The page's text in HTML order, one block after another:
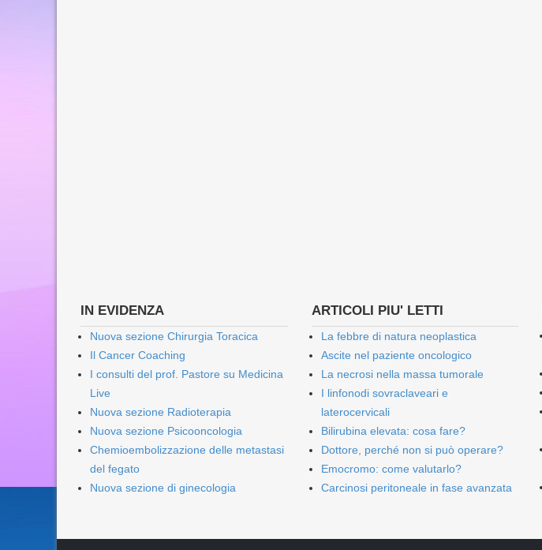
IN EVIDENZA
Nuova sezione Chirurgia Toracica
Il Cancer Coaching
I consulti del prof. Pastore su Medicina
Live
Nuova sezione Radioterapia
Nuova sezione Psicooncologia
Chemioembolizzazione delle metastasi
del fegato
Nuova sezione di ginecologia
ARTICOLI PIU' LETTI
La febbre di natura neoplastica
Ascite nel paziente oncologico
La necrosi nella massa tumorale
I linfonodi sovraclaveari e
laterocervicali
Bilirubina elevata: cosa fare?
Dottore, perché non si può operare?
Emocromo: come valutarlo?
Carcinosi peritoneale in fase avanzata